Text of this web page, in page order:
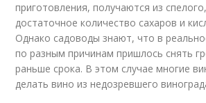
приготовления, получаются из
достаточное количество сахаров и
Однако садоводы знают, что в
по разным причинам пришлось снять
раньше срока. В этом случае многие
делать вино из недозревшего